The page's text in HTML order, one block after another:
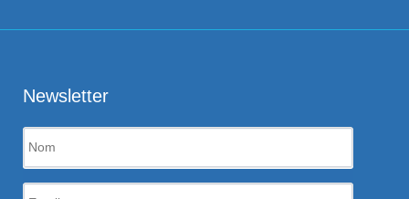
Newsletter